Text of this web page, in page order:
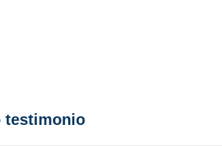
testimonio